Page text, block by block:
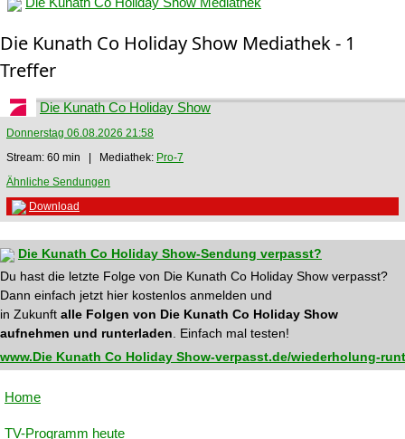
Die Kunath Co Holiday Show Mediathek - 1
Treffer
Die Kunath Co Holiday Show
Donnerstag 06.08.2026 21:58
Stream: 60 min | Mediathek: Pro-7
Ähnliche Sendungen
Download
Die Kunath Co Holiday Show-Sendung verpasst?
Du hast die letzte Folge von Die Kunath Co Holiday Show verpasst?
Dann einfach jetzt hier kostenlos anmelden und
in Zukunft alle Folgen von Die Kunath Co Holiday Show
aufnehmen und runterladen . Einfach mal testen!
www.Die Kunath Co Holiday Show-verpasst.de/wiederholung-
Home
TV-Programm heute